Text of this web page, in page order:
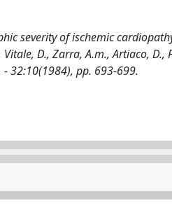
severity of ischemic
D., Zarra, A.m., Artiaco, D.,
- 32:10(1984), pp. 693-699.